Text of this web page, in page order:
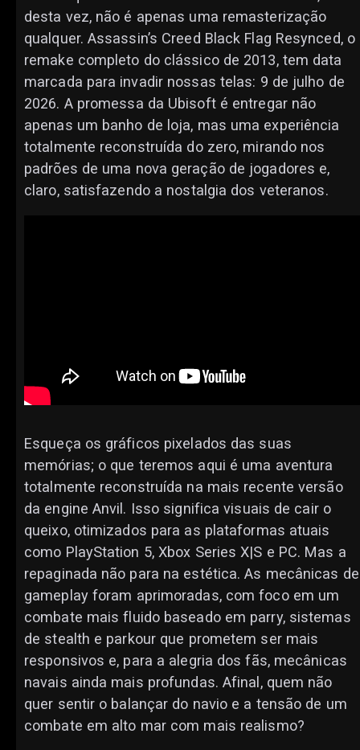
desta vez, não é apenas uma remasterização
qualquer. Assassin’s Creed Black Flag Resynced, o
remake completo do clássico de 2013, tem data
marcada para invadir nossas telas: 9 de julho de
2026. A promessa da Ubisoft é entregar não
apenas um banho de loja, mas uma experiência
totalmente reconstruída do zero, mirando nos
padrões de uma nova geração de jogadores e,
claro, satisfazendo a nostalgia dos veteranos.
Esqueça os gráficos pixelados das suas
memórias; o que teremos aqui é uma aventura
totalmente reconstruída na mais recente versão
da engine Anvil. Isso significa visuais de cair o
queixo, otimizados para as plataformas atuais
como PlayStation 5, Xbox Series X|S e PC. Mas a
repaginada não para na estética. As mecânicas de
gameplay foram aprimoradas, com foco em um
combate mais fluido baseado em parry, sistemas
de stealth e parkour que prometem ser mais
responsivos e, para a alegria dos fãs, mecânicas
navais ainda mais profundas. Afinal, quem não
quer sentir o balançar do navio e a tensão de um
combate em alto mar com mais realismo?